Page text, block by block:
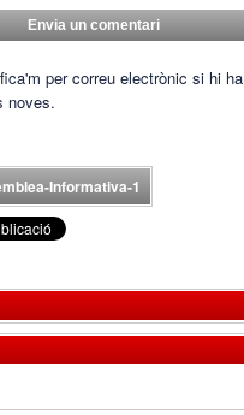
per correu electrònic si hi ha
noves.
Informativa-1